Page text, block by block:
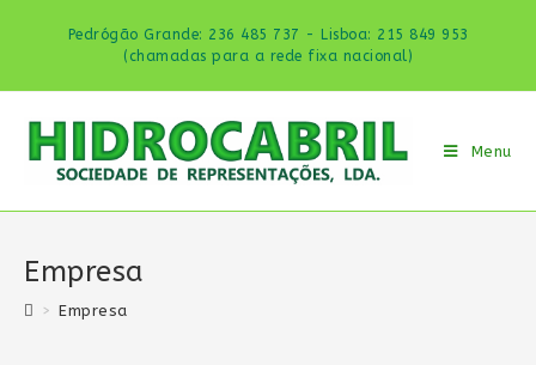
Pedrógão Grande: 236 485 737 - Lisboa: 215 849 953
(chamadas para a rede fixa nacional)
Menu
Empresa
> Empresa